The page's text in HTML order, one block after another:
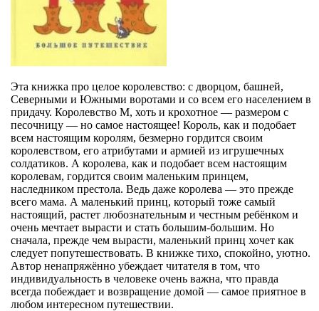
Эта книжка про целое королевство: с дворцом, башней,
Северными и Южными воротами и со всем его населением в
придачу. Королевство М, хоть и крохотное — размером с
песочницу — но самое настоящее! Король, как и подобает
всем настоящим королям, безмерно гордится своим
королевством, его атрибутами и армией из игрушечных
солдатиков. А королева, как и подобает всем настоящим
королевам, гордится своим маленьким принцем,
наследником престола. Ведь даже королева — это прежде
всего мама. А маленький принц, который тоже самый
настоящий, растет любознательным и честным ребёнком и
очень мечтает вырасти и стать большим-большим. Но
сначала, прежде чем вырасти, маленький принц хочет как
следует попутешествовать. В книжке тихо, спокойно, уютно.
Автор ненапряжённо убеждает читателя в том, что
индивидуальность в человеке очень важна, что правда
всегда побеждает и возвращение домой — самое приятное в
любом интересном путешествии.